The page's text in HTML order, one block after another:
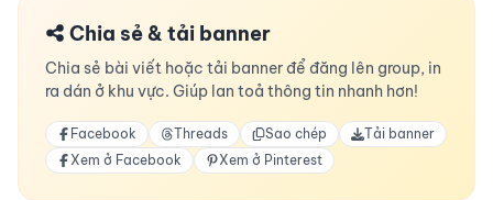
Chia sẻ & tải banner
Chia sẻ bài viết hoặc tải banner để đăng lên group, in
ra dán ở khu vực. Giúp lan toả thông tin nhanh hơn!
Facebook Threads Sao chép
Tải banner
Xem ở Facebook
Xem ở Pinterest